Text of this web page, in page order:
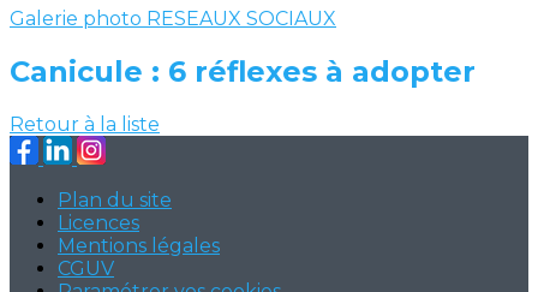
Galerie photo RESEAUX SOCIAUX
Canicule : 6 réflexes à adopter
Retour à la liste
Plan du site
Licences
Mentions légales
CGUV